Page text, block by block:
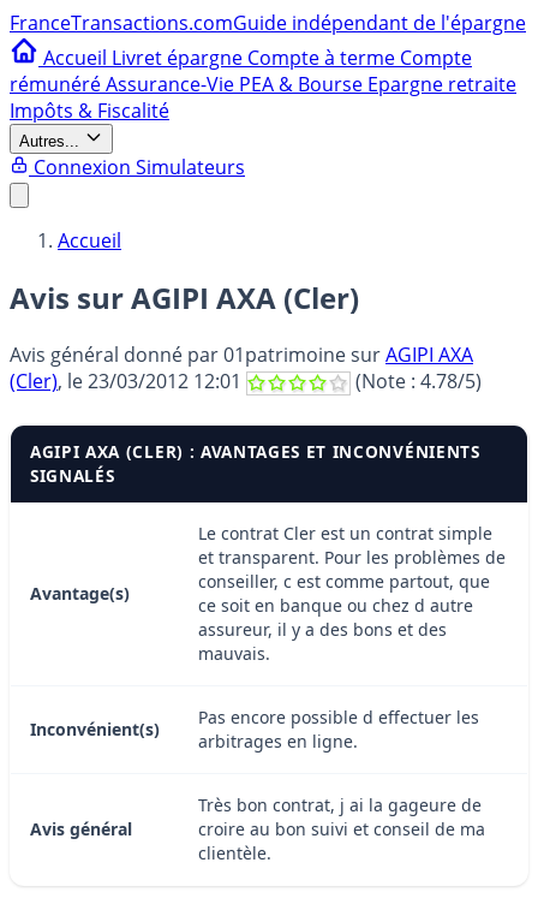
FranceTransactions.comGuide indépendant de l'épargne
Accueil Livret épargne Compte à terme Compte
rémunéréAssurance-Vie PEA & Bourse Epargne retraite
Impôts & Fiscalité
Autres...
Connexion Simulateurs
Accueil
Avis sur AGIPI AXA (Cler)
Avis général donné par01patrimoinesurAGIPI AXA
(Cler), le23/03/2012 12:01 (Note : 4.78/5)
AGIPI AXA (CLER) : AVANTAGES ET INCONVÉNIENTS
SIGNALÉS
Avantage(s)
Le contrat Cler est un contrat simple
et transparent. Pour les problèmes de
conseiller, c est comme partout, que
ce soit en banque ou chez d autre
assureur, il y a des bons et des
mauvais.
Inconvénient(s)
Pas encore possible d effectuer les
arbitrages en ligne.
Avis général
Très bon contrat, j ai la gageure de
croire au bon suivi et conseil de ma
clientèle.